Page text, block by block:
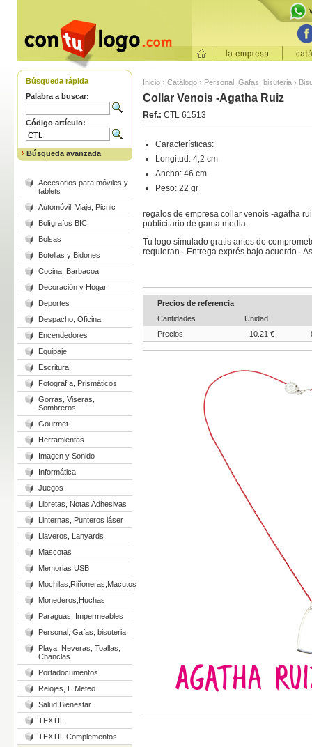
Búsqueda rápida
Palabra a buscar:
Código artículo:
Búsqueda avanzada
Accesorios para móviles y
tablets
Automóvil, Viaje, Picnic
Bolígrafos BIC
Bolsas
Botellas y Bidones
Cocina, Barbacoa
Decoración y Hogar
Deportes
Despacho, Oficina
Encendedores
Equipaje
Escritura
Fotografía, Prismáticos
Gorras, Viseras,
Sombreros
Gourmet
Herramientas
Imagen y Sonido
Informática
Juegos
Libretas, Notas Adhesivas
Linternas, Punteros láser
Llaveros, Lanyards
Mascotas
Memorias USB
Mochilas,Riñoneras,Macutos
Monederos,Huchas
Paraguas, Impermeables
Personal, Gafas, bisuteria
Playa, Neveras, Toallas,
Chanclas
Portadocumentos
Relojes, E.Meteo
Salud,Bienestar
TEXTIL
TEXTIL Complementos
Inicio › Catálogo › Personal, Gafas, bisuteria ›
Collar Venois -Agatha Ruiz
Ref.: CTL 61513
Características:
Longitud: 4,2 cm
Ancho: 46 cm
Peso: 22 gr
regalos de empresa collar venois -agatha
publicitario de gama media
Tu logo simulado gratis antes de
requieran · Entrega exprés bajo acuerdo ·
Precios de referencia
Cantidades
Unidad
Precios
10.21 €